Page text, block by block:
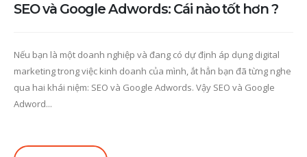
SEO và Google Adwords: Cái nào tốt hơn ?
Nếu bạn là một doanh nghiệp và đang có dự định áp dụng digital
marketing trong việc kinh doanh của mình, ắt hẳn bạn đã từng nghe
qua hai khái niệm: SEO và Google Adwords. Vậy SEO và Google
Adword...